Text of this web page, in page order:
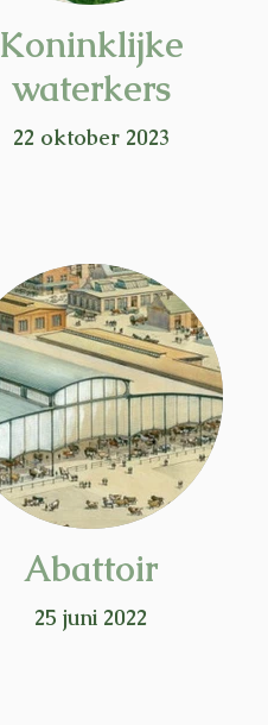
Koninklijke
waterkers
22 oktober 2023
Abattoir
25 juni 2022